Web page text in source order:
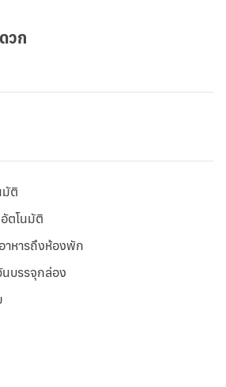
วก
ติ
ตโนมัติ
าหารถึงห้องพัก
นบรรจุกล่อง